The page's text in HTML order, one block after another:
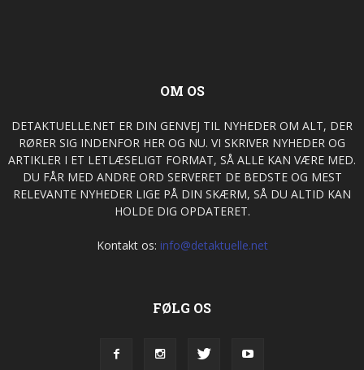
OM OS
DETAKTUELLE.NET ER DIN GENVEJ TIL NYHEDER OM ALT, DER
RØRER SIG INDENFOR HER OG NU. VI SKRIVER NYHEDER OG
ARTIKLER I ET LETLÆSELIGT FORMAT, SÅ ALLE KAN VÆRE MED.
DU FÅR MED ANDRE ORD SERVERET DE BEDSTE OG MEST
RELEVANTE NYHEDER LIGE PÅ DIN SKÆRM, SÅ DU ALTID KAN
HOLDE DIG OPDATERET.
Kontakt os: info@detaktuelle.net
FØLG OS